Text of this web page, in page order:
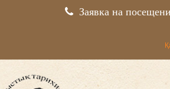
Заявка на